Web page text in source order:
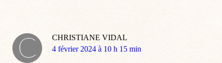
CHRISTIANE VIDAL
dit
4 février 2024 à 10 h 15 min